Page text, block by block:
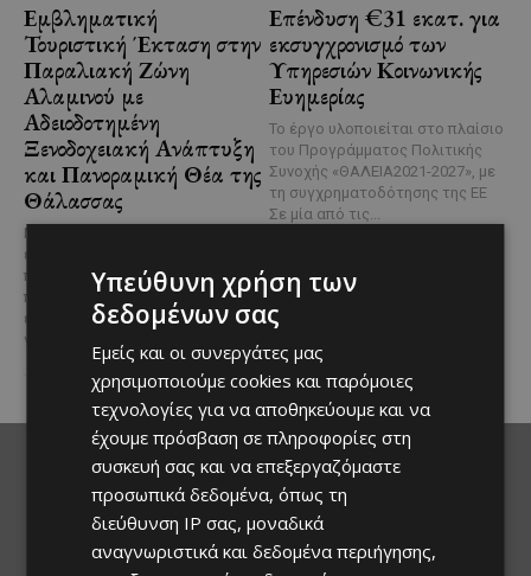
Εμβληματική
Τουριστική Έκταση στην
Παραλιακή Ζώνη
Αλαμινού με
Αδειοδοτημένη
Ξενοδοχειακή Ανάπτυξη
και Πανοραμική Θέα της
Θάλασσας
Μια εξαιρετικά σπάνια
επενδυτική ευκαιρία
παρουσιάζεται στην παραλιακή
περιοχή του Αλαμινού, στην
επαρχία Λάρνακας. Πρόκειται
για τρία συνεχόμενα...
Επένδυση €31 εκατ. για
εκσυγχρονισμό των
Υπηρεσιών Κοινωνικής
Ευημερίας
Το έργο υλοποιείται στο πλαίσιο
του Προγράμματος Πολιτικής
Συνοχής «ΘΑΛΕΙΑ2021-2027», με
τη συγχρηματοδότησης της ΕΕ
Σε μία από τις...
Υπεύθυνη χρήση των
δεδομένων σας
Εμείς και οι συνεργάτες μας
χρησιμοποιούμε cookies και παρόμοιες
τεχνολογίες για να αποθηκεύουμε και να
έχουμε πρόσβαση σε πληροφορίες στη
συσκευή σας και να επεξεργαζόμαστε
προσωπικά δεδομένα, όπως τη
διεύθυνση IP σας, μοναδικά
αναγνωριστικά και δεδομένα περιήγησης,